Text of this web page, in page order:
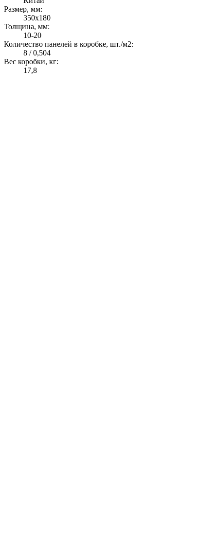
Размер, мм:
350х180
Толщина, мм:
10-20
Количество панелей в коробке, шт./м2:
8 / 0,504
Вес коробки, кг:
17,8